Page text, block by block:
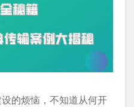
的烦恼，不知道从何开